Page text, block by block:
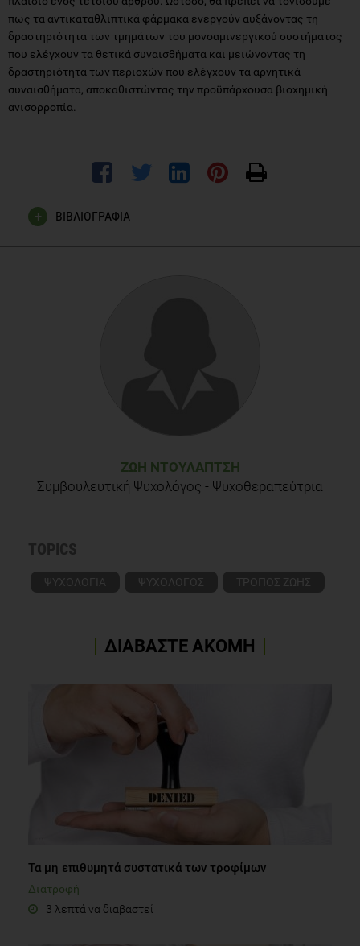
πως τα αντικαταθλιπτικά φάρμακα ενεργούν αυξάνοντας τη
δραστηριότητα των τμημάτων του μονοαμινεργικού συστήματος
που ελέγχουν τα θετικά συναισθήματα και μειώνοντας τη
δραστηριότητα των περιοχών που ελέγχουν τα αρνητικά
συναισθήματα, αποκαθιστώντας την προϋπάρχουσα βιοχημική
ανισορροπία.
ΒΙΒΛΙΟΓΡΑΦΙΑ
ΖΩΉ ΝΤΟΥΛΑΠΤΣΉ
Συμβουλευτική Ψυχολόγος - Ψυχοθεραπεύτρια
TOPICS
ΨΥΧΟΛΟΓΙΑ ΨΥΧΟΛΟΓΟΣ ΤΡΟΠΟΣ ΖΩΗΣ
ΔΙΑΒΑΣΤΕ ΑΚΟΜΗ
Τα μη επιθυμητά συστατικά των τροφίμων
Διατροφή
3 λεπτά να διαβαστεί